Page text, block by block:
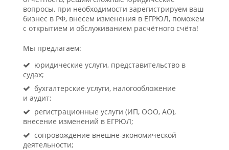
вопросы, при необходимости зарегистрируем ваш
бизнес в РФ, внесем изменения в ЕГРЮЛ, поможем
с открытием и обслуживанием расчётного счёта!
Мы предлагаем:
юридические услуги, представительство в
судах;
бухгалтерские услуги, налогообложение
и аудит;
регистрационные услуги (ИП, ООО, АО),
внесение изменений в ЕГРЮЛ;
сопровождение внешне-экономической
деятельности;